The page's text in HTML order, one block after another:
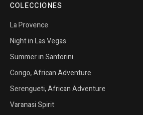
COLECCIONES
La Provence
Night in Las Vegas
Summer in Santorini
Congo, African Adventure
Serengueti, African Adventure
Varanasi Spirit